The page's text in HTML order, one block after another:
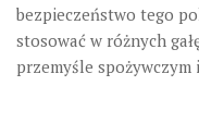
bezpieczeństwo tego
stosować w różnych
przemyśle spożywczym